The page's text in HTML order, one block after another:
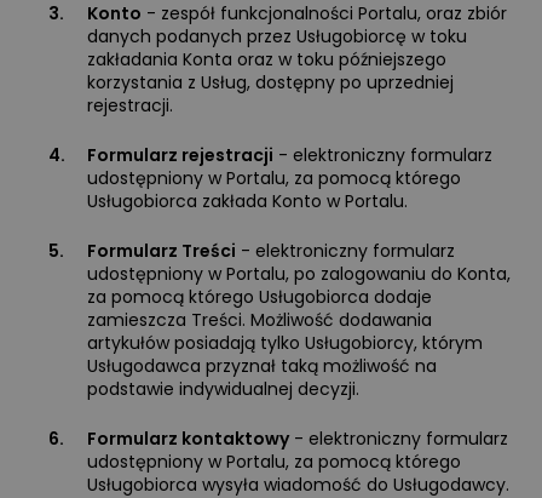
3. Konto - zespół funkcjonalności Portalu, oraz zbiór
danych podanych przez Usługobiorcę w toku
zakładania Konta oraz w toku późniejszego
korzystania z Usług, dostępny po uprzedniej
rejestracji.
4. Formularz rejestracji - elektroniczny formularz
udostępniony w Portalu, za pomocą którego
Usługobiorca zakłada Konto w Portalu.
5. Formularz Treści - elektroniczny formularz
udostępniony w Portalu, po zalogowaniu do Konta,
za pomocą którego Usługobiorca dodaje
zamieszcza Treści. Możliwość dodawania
artykułów posiadają tylko Usługobiorcy, którym
Usługodawca przyznał taką możliwość na
podstawie indywidualnej decyzji.
6. Formularz kontaktowy- elektroniczny formularz
udostępniony w Portalu, za pomocą którego
Usługobiorca wysyła wiadomość do Usługodawcy.